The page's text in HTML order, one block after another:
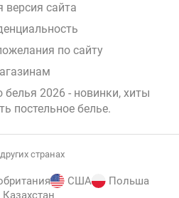
версия сайта
по сайту
белья 2026 - новинки, хиты
постельное белье.
странах
США
Польша
Казахстан